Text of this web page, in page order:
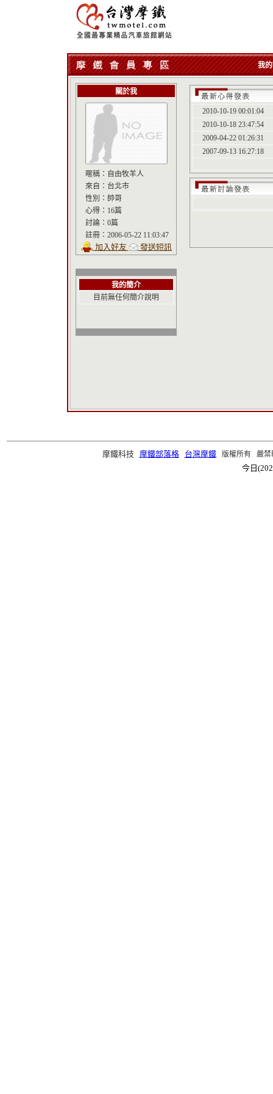
我
關於我
暱稱： 自由牧羊人
來自： 台北市
性別： 帥哥
心得： 16篇
討論： 0篇
註冊： 2006-05-22 11:03:47
加入好友 發送短訊
我的簡介
目前無任何簡介說明
2010-10-19 00:01:04
2010-10-18 23:47:54
2009-04-22 01:26:31
2007-09-13 16:27:18
摩鐵科技 摩鐵部落格 台灣摩鐵版權所有 嚴禁
今日